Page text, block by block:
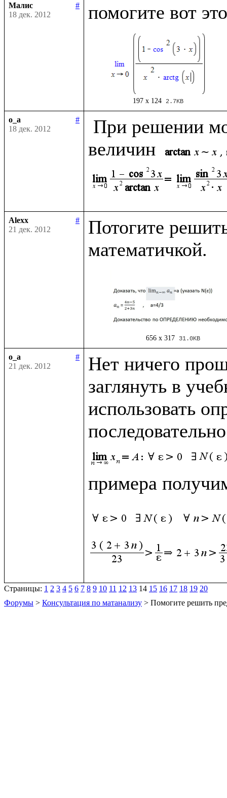
Малис
#
18 дек. 2012
197 x 124 2.7KB
o_a
#
18 дек. 2012
величин
Alexx
#
21 дек. 2012
Потогите
656 x 317 31.0KB
o_a
#
21 дек. 2012
Нет ничего
заглянуть в
использовать
примера
Страницы: 1 2 3 4 5 6 7 8 9 10 11 12 13 14 15 16 17 18 19 20
Форумы > Консультация по матанализу > Помогите решить